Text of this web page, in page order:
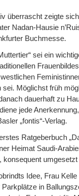
überrascht zeigte
Nadan-Hausie
Buchmesse.
sei ein
sei. Möglichst früh
dauerhaft zu
jede
„fontis“-Verlag.
Ratgeberbuch
Heimat Saudi-
konsequent umgesetzt
Idee, Frau Kelle
in